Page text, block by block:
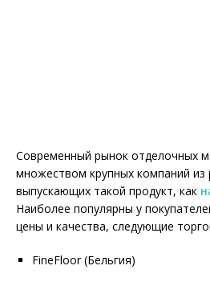
Современный рынок отделочных
множеством крупных компаний из
выпускающих такой продукт, как
Наиболее популярны у
цены и качества, следующие
FineFloor (Бельгия)